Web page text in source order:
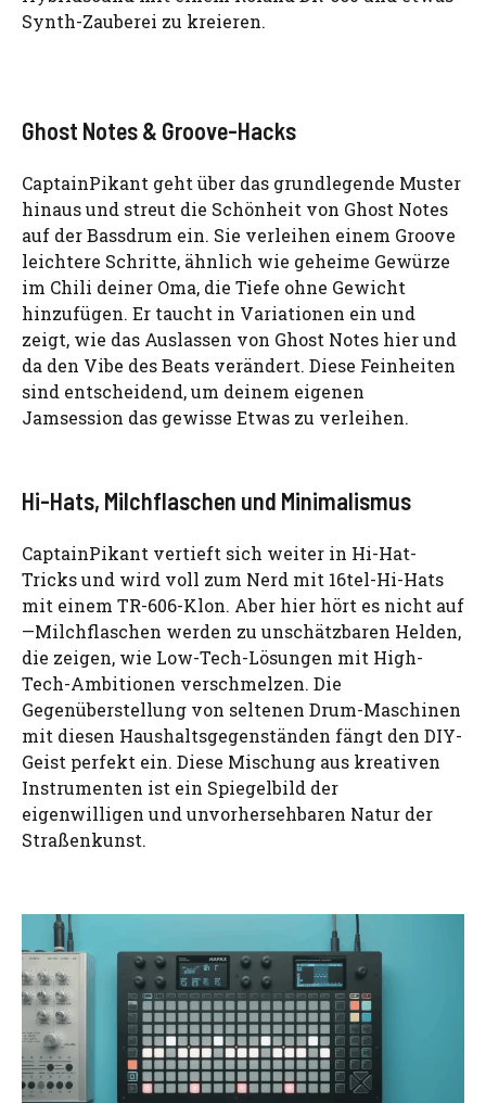
Synth-Zauberei zu kreieren.
Ghost Notes & Groove-Hacks
CaptainPikant geht über das grundlegende Muster
hinaus und streut die Schönheit von Ghost Notes
auf der Bassdrum ein. Sie verleihen einem Groove
leichtere Schritte, ähnlich wie geheime Gewürze
im Chili deiner Oma, die Tiefe ohne Gewicht
hinzufügen. Er taucht in Variationen ein und
zeigt, wie das Auslassen von Ghost Notes hier und
da den Vibe des Beats verändert. Diese Feinheiten
sind entscheidend, um deinem eigenen
Jamsession das gewisse Etwas zu verleihen.
Hi-Hats, Milchflaschen und Minimalismus
CaptainPikant vertieft sich weiter in Hi-Hat-
Tricks und wird voll zum Nerd mit 16tel-Hi-Hats
mit einem TR-606-Klon. Aber hier hört es nicht auf
—Milchflaschen werden zu unschätzbaren Helden,
die zeigen, wie Low-Tech-Lösungen mit High-
Tech-Ambitionen verschmelzen. Die
Gegenüberstellung von seltenen Drum-Maschinen
mit diesen Haushaltsgegenständen fängt den DIY-
Geist perfekt ein. Diese Mischung aus kreativen
Instrumenten ist ein Spiegelbild der
eigenwilligen und unvorhersehbaren Natur der
Straßenkunst.